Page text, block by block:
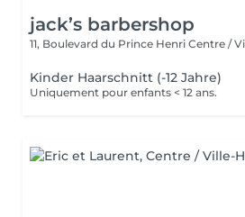
jack’s barbershop
11, Boulevard du Prince Henri Centre /
Kinder Haarschnitt (-12 Jahre)
Uniquement pour enfants < 12 ans.